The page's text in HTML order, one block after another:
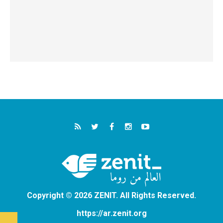
Copyright © 2026 ZENIT. All Rights Reserved.
https://ar.zenit.org